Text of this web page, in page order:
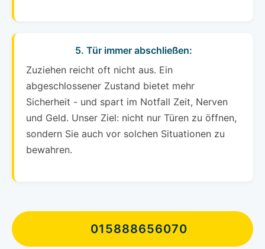
5. Tür immer abschließen:
Zuziehen reicht oft nicht aus. Ein
abgeschlossener Zustand bietet mehr
Sicherheit - und spart im Notfall Zeit, Nerven
und Geld. Unser Ziel: nicht nur Türen zu öffnen,
sondern Sie auch vor solchen Situationen zu
bewahren.
015888656070